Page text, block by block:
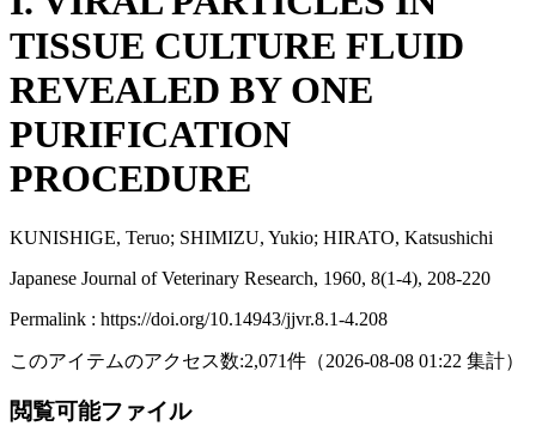
TISSUE CULTURE FLUID
REVEALED BY ONE
PURIFICATION
PROCEDURE
KUNISHIGE, Teruo; SHIMIZU, Yukio; HIRATO, Katsushichi
Japanese Journal of Veterinary Research, 1960, 8(1-4), 208-220
Permalink : https://doi.org/10.14943/jjvr.8.1-4.208
このアイテムのアクセス数:2,071件 （2026-08-08 01:22 集計）
閲覧可能ファイル